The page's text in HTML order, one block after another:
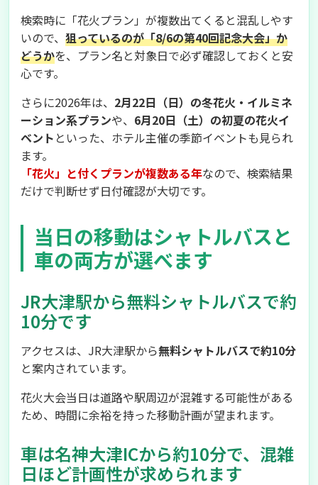
検索時に「花火プラン」が複数出てくると混乱しやす
いので、 狙っているのが「8/6の第40回記念大会」か
どうかを、プラン名と対象日で必ず確認しておくと安
心です。
さらに2026年は、 2月22日（日）の冬花火・イルミネ
ーション系プランや、 6月20日（土）の初夏の花火イ
ベント といった、ホテル主催の季節イベントも見られ
ます。
「花火」と付くプランが複数ある年なので、検索結果
だけで判断せず日付確認が大切です。
当日の移動はシャトルバスと
車の両方が選べます
JR大津駅から無料シャトルバスで約
10分です
アクセスは、JR大津駅から無料シャトルバスで約10分
と案内されています。
花火大会当日は道路や駅周辺が混雑する可能性がある
ため、時間に余裕を持った移動計画が望まれます。
車は名神大津ICから約10分で、混雑
日ほど計画性が求められます